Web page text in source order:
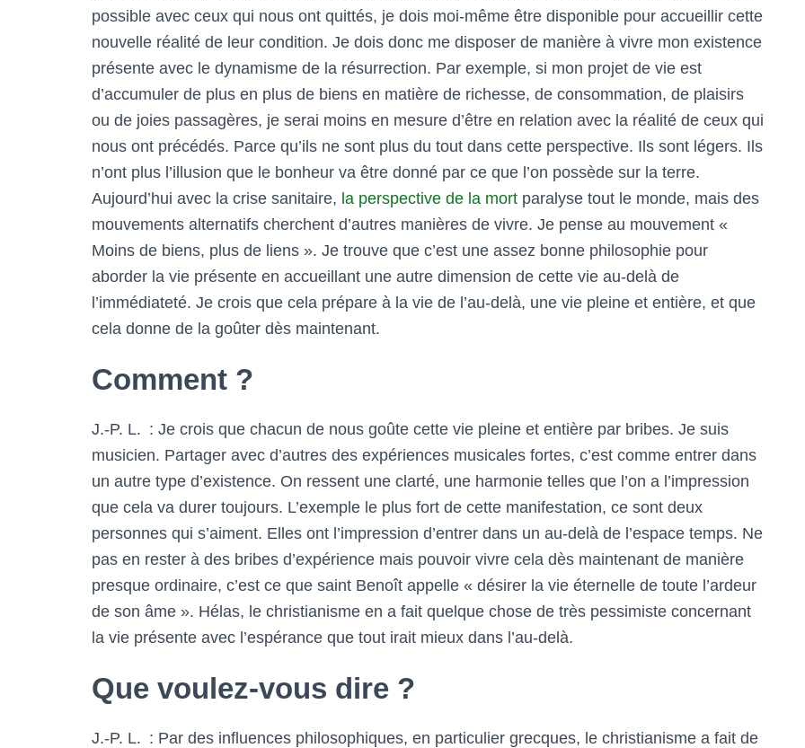
possible avec ceux qui nous ont quittés, je dois moi-même être disponible pour accueillir cette
nouvelle réalité de leur condition. Je dois donc me disposer de manière à vivre mon existence
présente avec le dynamisme de la résurrection. Par exemple, si mon projet de vie est
d’accumuler de plus en plus de biens en matière de richesse, de consommation, de plaisirs
ou de joies passagères, je serai moins en mesure d’être en relation avec la réalité de ceux qui
nous ont précédés. Parce qu’ils ne sont plus du tout dans cette perspective. Ils sont légers. Ils
n’ont plus l’illusion que le bonheur va être donné par ce que l’on possède sur la terre.
Aujourd’hui avec la crise sanitaire, la perspective de la mort paralyse tout le monde, mais des
mouvements alternatifs cherchent d’autres manières de vivre. Je pense au mouvement «
Moins de biens, plus de liens ». Je trouve que c’est une assez bonne philosophie pour
aborder la vie présente en accueillant une autre dimension de cette vie au-delà de
l’immédiateté. Je crois que cela prépare à la vie de l’au-delà, une vie pleine et entière, et que
cela donne de la goûter dès maintenant.
Comment ?
J.-P. L. : Je crois que chacun de nous goûte cette vie pleine et entière par bribes. Je suis
musicien. Partager avec d’autres des expériences musicales fortes, c’est comme entrer dans
un autre type d’existence. On ressent une clarté, une harmonie telles que l’on a l’impression
que cela va durer toujours. L’exemple le plus fort de cette manifestation, ce sont deux
personnes qui s’aiment. Elles ont l’impression d’entrer dans un au-delà de l’espace temps. Ne
pas en rester à des bribes d’expérience mais pouvoir vivre cela dès maintenant de manière
presque ordinaire, c’est ce que saint Benoît appelle « désirer la vie éternelle de toute l’ardeur
de son âme ». Hélas, le christianisme en a fait quelque chose de très pessimiste concernant
la vie présente avec l’espérance que tout irait mieux dans l’au-delà.
Que voulez-vous dire ?
J.-P. L. : Par des influences philosophiques, en particulier grecques, le christianisme a fait de